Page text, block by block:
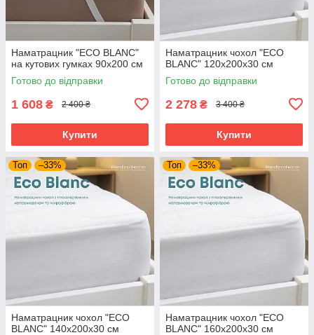
Наматрацник "ECO BLANC"
на кутових гумках 90х200 см
Готово до відправки
1 608 ₴ 2 400 ₴
Купити
Наматрацник чохол "ECO
BLANC" 120х200х30 см
Готово до відправки
2 278 ₴ 3 400 ₴
Купити
Топ –33%
Наматрацник чохол "ECO
BLANC" 140х200х30 см
Топ –33%
Наматрацник чохол "ECO
BLANC" 160х200х30 см